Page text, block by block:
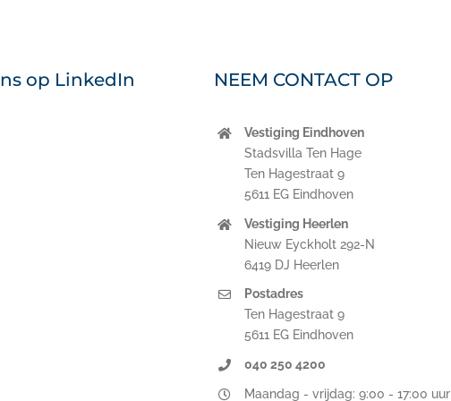
op LinkedIn NEEM CONTACT OP
Vestiging Eindhoven
Stadsvilla Ten Hage
Ten Hagestraat 9
5611 EG Eindhoven
Vestiging Heerlen
Nieuw Eyckholt 292-N
6419 DJ Heerlen
Postadres
Ten Hagestraat 9
5611 EG Eindhoven
040 250 4200
Maandag - vrijdag: 9:00 - 17:00 uur